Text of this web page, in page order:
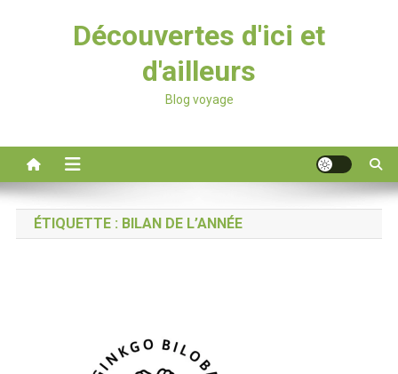
Découvertes d'ici et
d'ailleurs
Blog voyage
ÉTIQUETTE : BILAN DE L’ANNÉE